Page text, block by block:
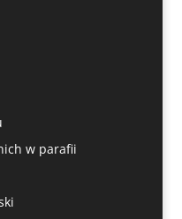
w parafii